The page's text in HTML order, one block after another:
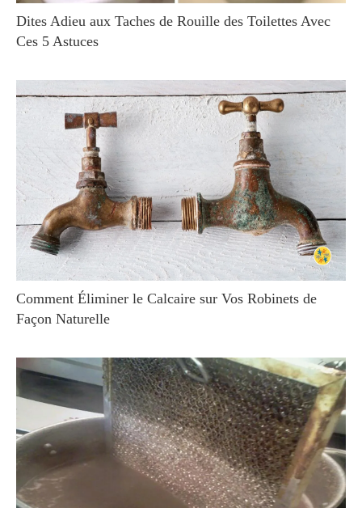
Dites Adieu aux Taches de Rouille des Toilettes Avec
Ces 5 Astuces
Comment Éliminer le Calcaire sur Vos Robinets de
Façon Naturelle